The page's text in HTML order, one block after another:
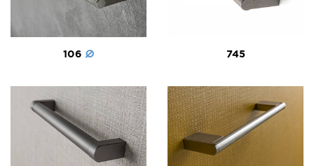
106 745